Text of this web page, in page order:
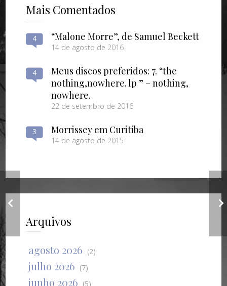
Mais Comentados
4 “Malone Morre”, de Samuel Beckett
14 de agosto de 2016
4
Meus discos preferidos: 7. “the
nothing​,​nowhere. lp ” – nothing​,​
nowhere.
22 de setembro de 2016
3 Morrissey em Curitiba
14 de agosto de 2015
Arquivos
agosto 2026 (2)
julho 2026 (7)
junho 2026 (5)